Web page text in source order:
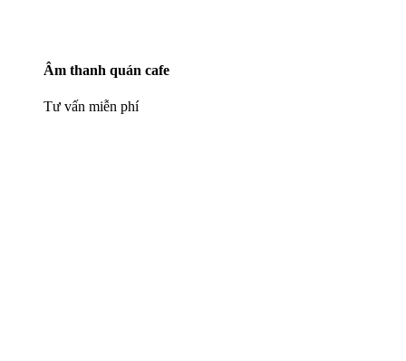
Âm thanh quán cafe
Tư vấn miễn phí